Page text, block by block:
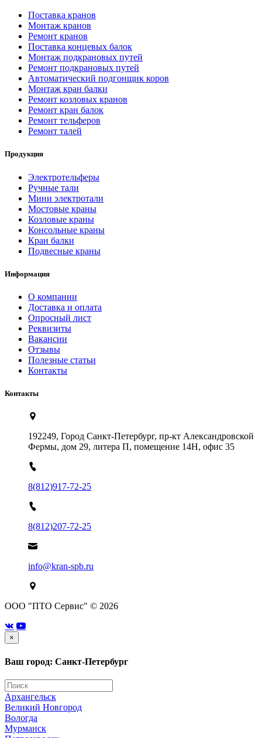
Поставка кранов
Монтаж кранов
Ремонт кранов
Поставка концевых балок
Монтаж подкрановых путей
Ремонт подкрановых путей
Автоматический подгонщик коров
Монтаж кран балки
Ремонт козловых кранов
Ремонт кран балок
Ремонт тельферов
Ремонт талей
Продукция
Электротельферы
Ручные тали
Мини электротали
Мостовые краны
Козловые краны
Консольные краны
Кран балки
Подвесные краны
Информация
О компании
Доставка и оплата
Опросный лист
Реквизиты
Вакансии
Отзывы
Полезные статьи
Контакты
Контакты
192249, Город Санкт-Петербург, пр-кт Александровской
Фермы, дом 29, литера П, помещение 14Н, офис 35
8(812)917-72-25
8(812)207-72-25
info@kran-spb.ru
ООО "ПТО Сервис" © 2026
×
Ваш город: Санкт-Петербург
Архангельск
Великий Новгород
Вологда
Мурманск